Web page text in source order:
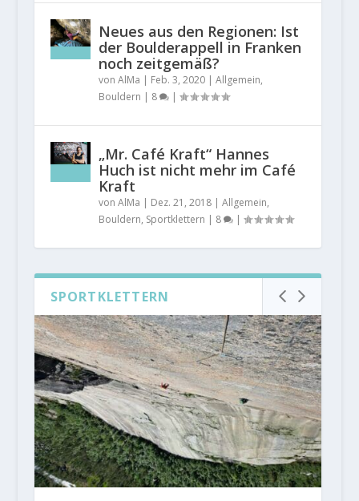
Neues aus den Regionen: Ist
der Boulderappell in Franken
noch zeitgemäß?
von AlMa | Feb. 3, 2020| Allgemein,
Bouldern | 8 |
„Mr. Café Kraft“ Hannes
Huch ist nicht mehr im Café
Kraft
von AlMa | Dez. 21, 2018| Allgemein,
Bouldern, Sportklettern | 8 |
SPORTKLETTERN